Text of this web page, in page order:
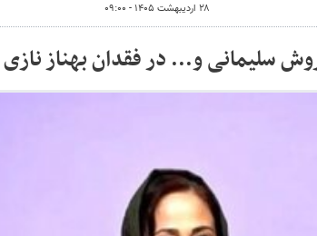
۲۸ اردیبهشت ۱۴۰۵ - ۰۹:۰۰
سلیمانی و... در فقدان بهناز نازی